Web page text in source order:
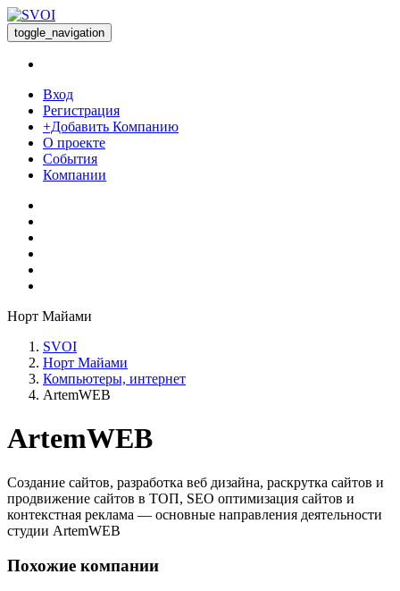
toggle_navigation
Вход
Регистрация
+Добавить Компанию
О проекте
События
Компании
Норт Майами
SVOI
Норт Майами
Компьютеры, интернет
ArtemWEB
ArtemWEB
Создание сайтов, разработка веб дизайна, раскрутка сайтов и
продвижение сайтов в ТОП, SEO оптимизация сайтов и
контекстная реклама — основные направления деятельности
студии ArtemWEB
Похожие компании